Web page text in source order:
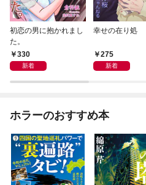
初恋の男に抱かれまし
た。
330
新着
幸せの在り処
275
新着
ホラーのおすすめ本